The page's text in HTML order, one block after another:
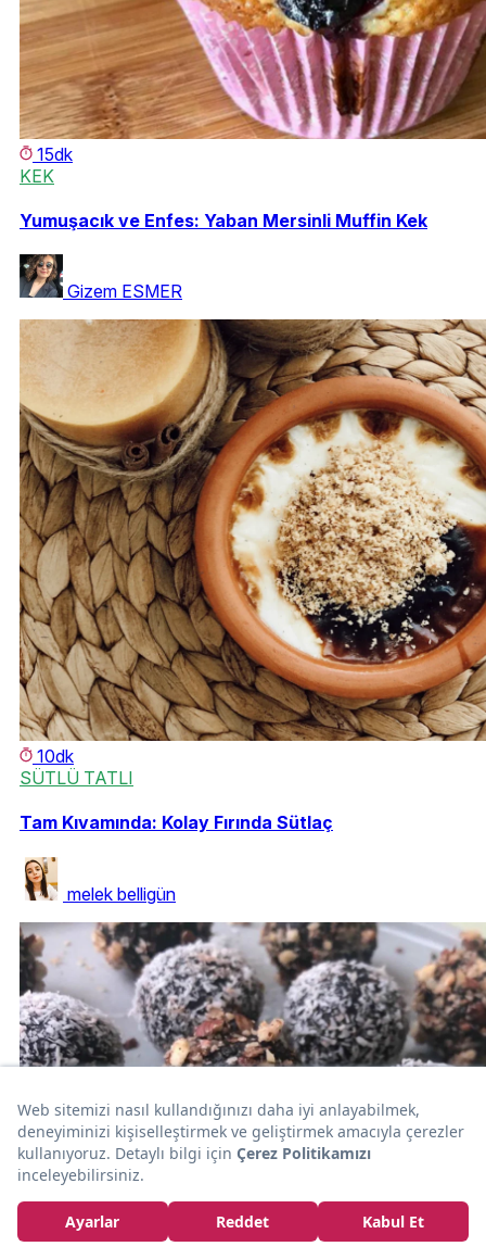
15dk
KEK
Yumuşacık ve Enfes: Yaban Mersinli Muffin Kek
Gizem ESMER
10dk
SÜTLÜ TATLI
Tam Kıvamında: Kolay Fırında Sütlaç
melek belligün